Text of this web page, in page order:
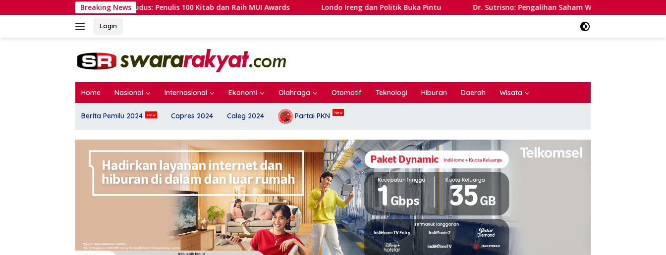
ke
Breaking News
Bangunan Kudus: Penulis 100 Kitab dan Raih MUI Awards Londo Ireng dan Politik Buka Pintu Dr. Sutrisno: Pengalihan Saham Whoosh Berpotensi Memunculkan Persepsi
Login
Home Nasional Internasional Ekonomi Olahraga Otomotif Teknologi Hiburan Daerah Wisata
Berita Pemilu 2024 Capres 2024 Caleg 2024 Partai PKN